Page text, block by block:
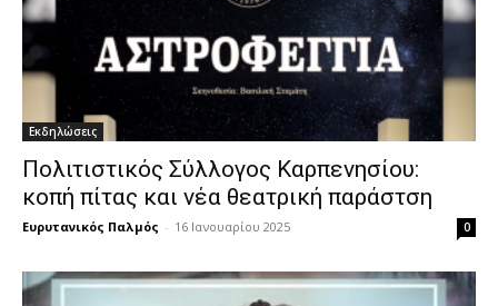
Εκδηλώσεις
Πολιτιστικός Σύλλογος Καρπενησίου:
κοπή πίτας και νέα θεατρική παράστση
Ευρυτανικός Παλμός - 16 Ιανουαρίου 2025 0